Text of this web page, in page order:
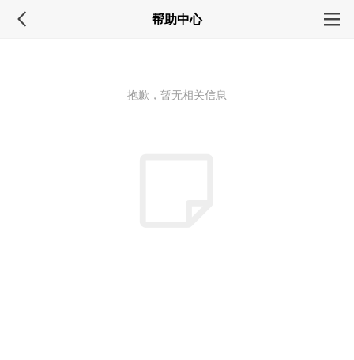
帮助中心
抱歉，暂无相关信息